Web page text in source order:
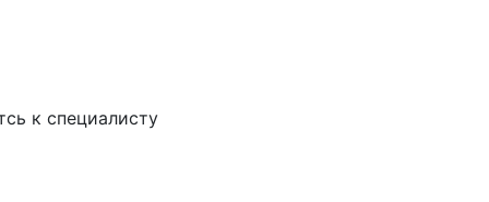
к специалисту